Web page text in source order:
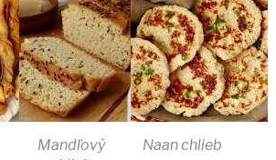
Mandľový
Naan chlieb